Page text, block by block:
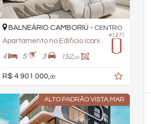
#1.271
BALNEÁRIO CAMBORIÚ - CENTRO
Apartamento no Edifício Iconic Tower
4 5 3 152,00
R$ 4.901.000,00
ALTO PADRÃO VISTA MAR